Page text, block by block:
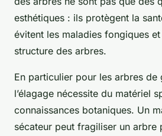
esthétiques : ils protègent la
évitent les maladies fongiques
structure des arbres.
En particulier pour les arbres de
l’élagage nécessite du matériel
connaissances botaniques. Un
sécateur peut fragiliser un arbre